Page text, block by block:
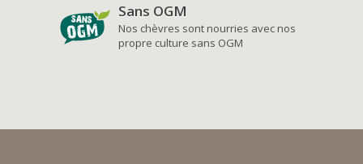
Sans OGM
Nos chèvres sont nourries avec nos
propre culture sans OGM